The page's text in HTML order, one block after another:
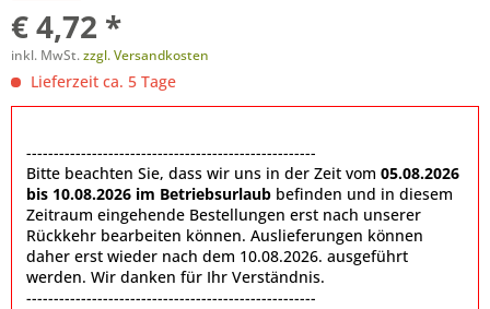
€ 4,72 *
inkl. MwSt.zzgl. Versandkosten
Lieferzeit ca. 5 Tage
-----------------------------------------------------
Bitte beachten Sie, dass wir uns in der Zeit vom 05.08.2026
bis 10.08.2026 im Betriebsurlaub befinden und in diesem
Zeitraum eingehende Bestellungen erst nach unserer
Rückkehr bearbeiten können. Auslieferungen können
daher erst wieder nach dem 10.08.2026. ausgeführt
werden. Wir danken für Ihr Verständnis.
-----------------------------------------------------